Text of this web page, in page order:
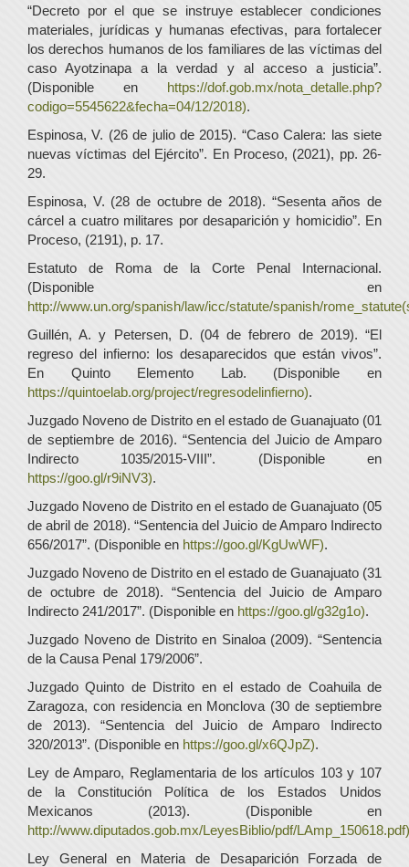
“Decreto por el que se instruye establecer condiciones
materiales, jurídicas y humanas efectivas, para fortalecer
los derechos humanos de los familiares de las víctimas del
caso Ayotzinapa a la verdad y al acceso a justicia”.
(Disponible en https://dof.gob.mx/nota_detalle.php?
codigo=5545622&fecha=04/12/2018).
Espinosa, V. (26 de julio de 2015). “Caso Calera: las siete
nuevas víctimas del Ejército”. En Proceso, (2021), pp. 26-
29.
Espinosa, V. (28 de octubre de 2018). “Sesenta años de
cárcel a cuatro militares por desaparición y homicidio”. En
Proceso, (2191), p. 17.
Estatuto de Roma de la Corte Penal Internacional.
(Disponible en
http://www.un.org/spanish/law/icc/statute/spanish/
Guillén, A. y Petersen, D. (04 de febrero de 2019). “El
regreso del infierno: los desaparecidos que están vivos”.
En Quinto Elemento Lab. (Disponible en
https://quintoelab.org/project/regresodelinfierno).
Juzgado Noveno de Distrito en el estado de Guanajuato (01
de septiembre de 2016). “Sentencia del Juicio de Amparo
Indirecto 1035/2015-VIII”. (Disponible en
https://goo.gl/r9iNV3).
Juzgado Noveno de Distrito en el estado de Guanajuato (05
de abril de 2018). “Sentencia del Juicio de Amparo Indirecto
656/2017”. (Disponible en https://goo.gl/KgUwWF).
Juzgado Noveno de Distrito en el estado de Guanajuato (31
de octubre de 2018). “Sentencia del Juicio de Amparo
Indirecto 241/2017”. (Disponible en https://goo.gl/g32g1o).
Juzgado Noveno de Distrito en Sinaloa (2009). “Sentencia
de la Causa Penal 179/2006”.
Juzgado Quinto de Distrito en el estado de Coahuila de
Zaragoza, con residencia en Monclova (30 de septiembre
de 2013). “Sentencia del Juicio de Amparo Indirecto
320/2013”. (Disponible en https://goo.gl/x6QJpZ).
Ley de Amparo, Reglamentaria de los artículos 103 y 107
de la Constitución Política de los Estados Unidos
Mexicanos (2013). (Disponible en
http://www.diputados.gob.mx/LeyesBiblio/pdf/LAmp_150618.pdf)
Ley General en Materia de Desaparición Forzada de